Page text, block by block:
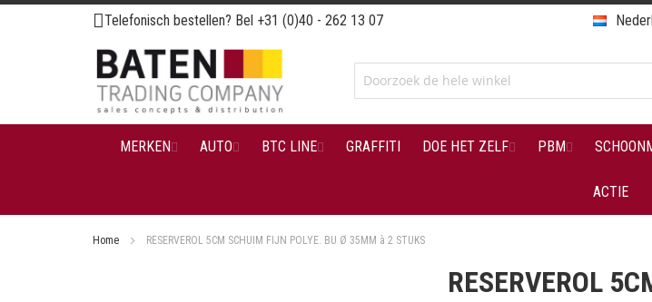
Ga
naar
de
inhoud
Telefonisch bestellen? Bel +31 (0)40 - 262 13 07
MERKEN AUTO BTC LINE GRAFFITI DOE HET ZELF PBM
ACTIE
Home RESERVEROL 5CM SCHUIM FIJN POLYE. BU Ø 35MM à 2 STUKS
RESERVEROL